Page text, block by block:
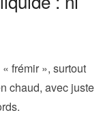
frémir », surtout
chaud, avec juste